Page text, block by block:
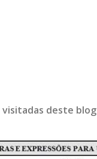
visitadas deste blog